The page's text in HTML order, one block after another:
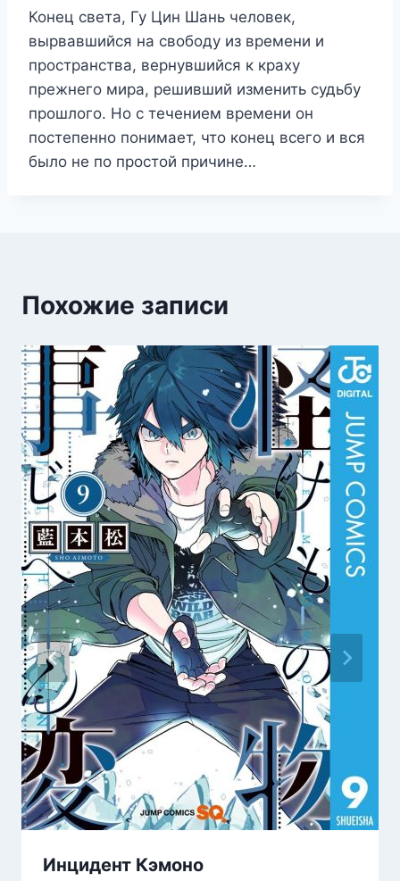
Конец света, Гу Цин Шань человек,
вырвавшийся на свободу из времени и
пространства, вернувшийся к краху
прежнего мира, решивший изменить судьбу
прошлого. Но с течением времени он
постепенно понимает, что конец всего и вся
было не по простой причине…
Похожие записи
Инцидент Кэмоно